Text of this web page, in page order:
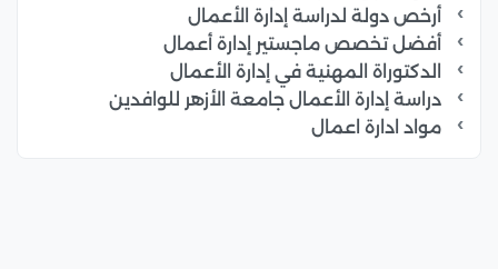
أرخص دولة لدراسة إدارة الأعمال
أفضل تخصص ماجستير إدارة أعمال
الدكتوراة المهنية في إدارة الأعمال
دراسة إدارة الأعمال جامعة الأزهر للوافدين
مواد ادارة اعمال